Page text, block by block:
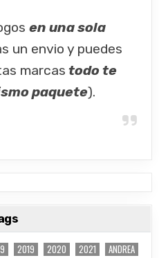
en una sola
un envio y puedes
marcas todo te
paquete).
2019 2020 2021
ANDREA